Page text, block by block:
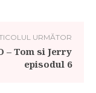
URMĂTOR
– Tom si Jerry
episodul 6